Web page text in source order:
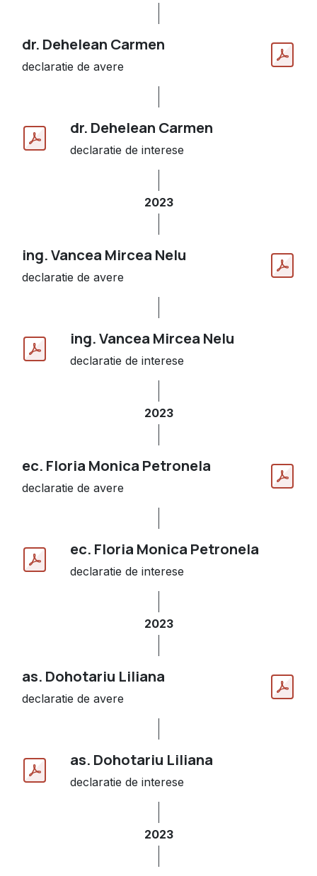
dr. Dehelean Carmen
declaratie de avere
dr. Dehelean Carmen
declaratie de interese
2023
ing. Vancea Mircea Nelu
declaratie de avere
ing. Vancea Mircea Nelu
declaratie de interese
2023
ec. Floria Monica Petronela
declaratie de avere
ec. Floria Monica Petronela
declaratie de interese
2023
as. Dohotariu Liliana
declaratie de avere
as. Dohotariu Liliana
declaratie de interese
2023